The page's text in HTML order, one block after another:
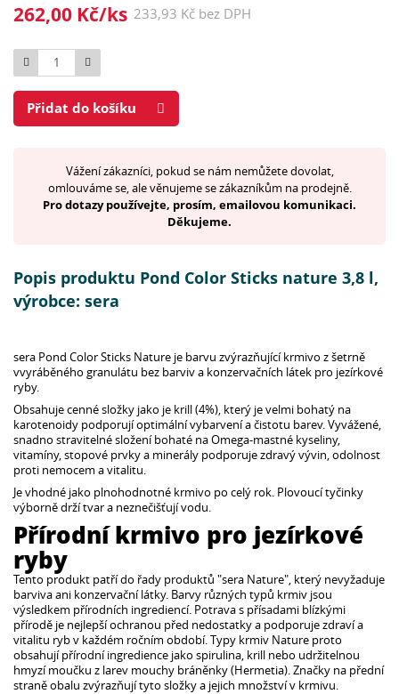
262,00 Kč/ks 233,93 Kč bez DPH
Počet
Přidat do košíku
Vážení zákazníci, pokud se nám nemůžete dovolat,
omlouváme se, ale věnujeme se zákazníkům na prodejně.
Pro dotazy používejte, prosím, emailovou komunikaci.
Děkujeme.
Popis produktu Pond Color Sticks nature 3,8 l,
výrobce: sera
sera Pond Color Sticks Nature je barvu zvýrazňující krmivo z šetrně
vvyráběného granulátu bez barviv a konzervačních látek pro jezírkové
ryby.
Obsahuje cenné složky jako je krill (4%), který je velmi bohatý na
karotenoidy podporují optimální vybarvení a čistotu barev. Vyvážené,
snadno stravitelné složení bohaté na Omega-mastné kyseliny,
vitamíny, stopové prvky a minerály podporuje zdravý vývin, odolnost
proti nemocem a vitalitu.
Je vhodné jako plnohodnotné krmivo po celý rok. Plovoucí tyčinky
výborně drží tvar a neznečišťují vodu.
Přírodní krmivo pro jezírkové
ryby
Tento produkt patří do řady produktů "sera Nature", který nevyžaduje
barviva ani konzervační látky. Barvy různých typů krmiv jsou
výsledkem přírodních ingrediencí. Potrava s přísadami blízkými
přírodě je nejlepší ochranou před nedostatky a podporuje zdraví a
vitalitu ryb v každém ročním období. Typy krmiv Nature proto
obsahují přírodní ingredience jako spirulina, krill nebo udržitelnou
hmyzí moučku z larev mouchy bráněnky (Hermetia). Značky na přední
straně obalu zvýrazňují tyto složky a jejich množství v krmivu.